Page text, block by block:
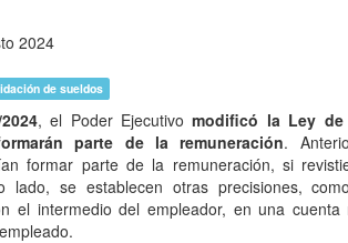
2024
de sueldos
, el Poder Ejecutivomodificó la Ley de
parte de la remuneración.
formar parte de la remuneración, si
lado, se establecen otras precisiones,
el intermedio del empleador, en una